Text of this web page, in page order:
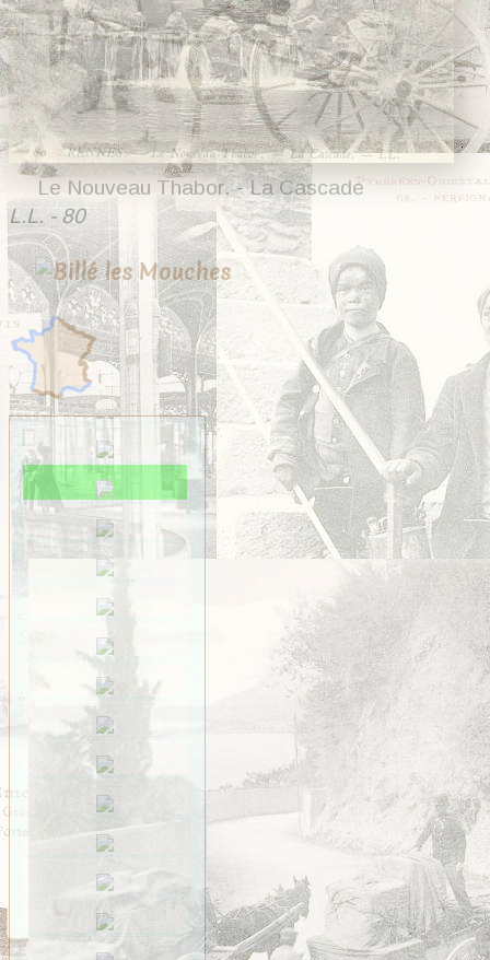
Le Nouveau Thabor. - La Cascade
L.L. - 8023 cartes